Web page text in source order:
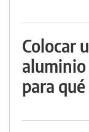
Colocar
para